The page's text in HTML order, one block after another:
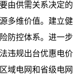
由供需关系决定的
多维价值。建立健
防控体系。进一步
违规出台优惠电价
域电网和省级电网